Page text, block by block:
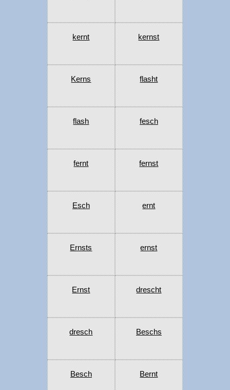
kernt kernst
Kerns flasht
flash fesch
fernt fernst
Esch ernt
Ernsts ernst
Ernst drescht
dresch Beschs
Besch Bernt